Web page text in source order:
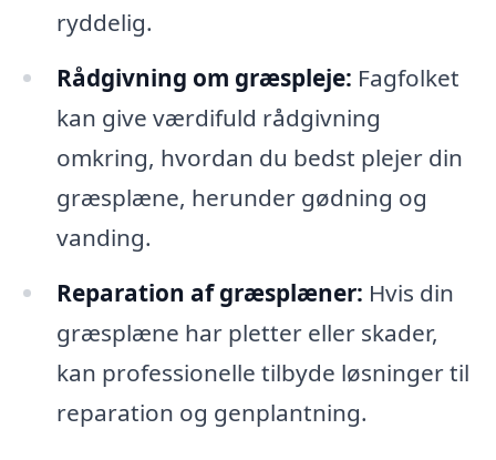
ryddelig.
Rådgivning om græspleje: Fagfolket
kan give værdifuld rådgivning
omkring, hvordan du bedst plejer din
græsplæne, herunder gødning og
vanding.
Reparation af græsplæner: Hvis din
græsplæne har pletter eller skader,
kan professionelle tilbyde løsninger til
reparation og genplantning.